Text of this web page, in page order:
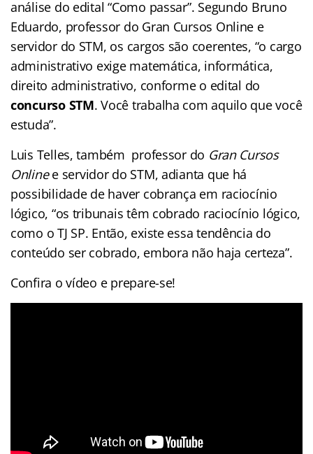
análise do edital “Como passar”. Segundo Bruno
Eduardo, professor do Gran Cursos Online e
servidor do STM, os cargos são coerentes, “o cargo
administrativo exige matemática, informática,
direito administrativo, conforme o edital do
concurso STM. Você trabalha com aquilo que você
estuda”.
Luis Telles, também professor do Gran Cursos
Onlinee servidor do STM, adianta que há
possibilidade de haver cobrança em raciocínio
lógico, “os tribunais têm cobrado raciocínio lógico,
como o TJ SP. Então, existe essa tendência do
conteúdo ser cobrado, embora não haja certeza”.
Confira o vídeo e prepare-se!